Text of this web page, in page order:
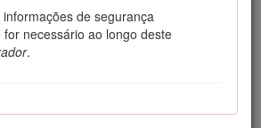
de segurança
necessário ao longo deste
.
Figura 1
de modelo e de série
pelo símbolo de alerta de